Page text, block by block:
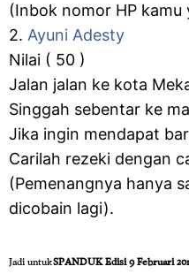
(Inbok nomor HP kamu
2. Ayuni Adesty
Nilai ( 50 )
Jalan jalan ke kota
Singgah sebentar ke
Jika ingin mendapat
Carilah rezeki dengan
(Pemenangnya hanya
dicobain lagi).
Jadi untukSPANDUK Edisi 9 Februari